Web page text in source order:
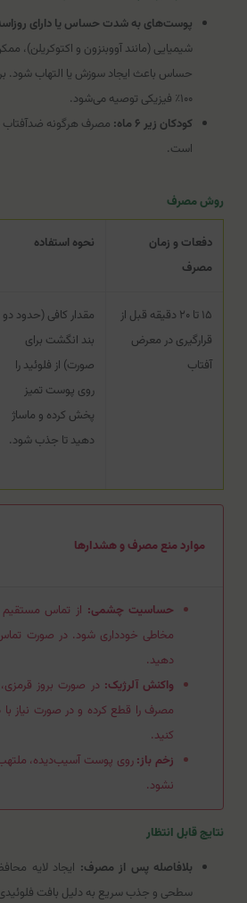
پوست‌های به شدت حساس یا دارای
شیمیایی (مانند آووبنزون و اکتوکریلن)،
حساس باعث ایجاد سوزش یا التهاب شود.
۱۰۰٪ فیزیکی توصیه می‌شود.
کودکان زیر ۶ ماه:
مصرف هرگونه ضدآفتاب
است.
روش مصرف
دفعات و زمان
مصرف
نحوه استفاده
۱۵ تا ۲۰ دقیقه قبل از
قرارگیری در معرض
آفتاب
مقدار کافی (حدود دو
بند انگشت برای
صورت) از فلوئید را
روی پوست تمیز
پخش کرده و ماساژ
دهید تا جذب شود.
موارد منع مصرف و هشدارها
حساسیت چشمی: از تماس
مخاطی خودداری شود. در صورت
دهید.
واکنش آلرژیک: در صورت بروز
مصرف را قطع کرده و در صورت نیاز
کنید.
زخم باز:روی پوست آسیب‌دیده، ملتهب
نشود.
نتایج قابل انتظار
بلافاصله پس از مصرف: ایجاد لایه
سطحی و جذب سریع به دلیل بافت